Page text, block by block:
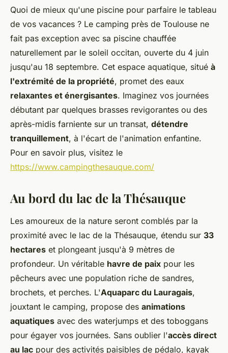
Quoi de mieux qu'une piscine pour parfaire le tableau
de vos vacances ? Le camping près de Toulouse ne
fait pas exception avec sa piscine chauffée
naturellement par le soleil occitan, ouverte du 4 juin
jusqu'au 18 septembre. Cet espace aquatique, situé à
l'extrémité de la propriété, promet des eaux
relaxantes et énergisantes. Imaginez vos journées
débutant par quelques brasses revigorantes ou des
après-midis farniente sur un transat, détendre
tranquillement, à l'écart de l'animation enfantine.
Pour en savoir plus, visitez le
https://www.campingthesauque.com/
Au bord du lac de la Thésauque
Les amoureux de la nature seront comblés par la
proximité avec le lac de la Thésauque, étendu sur 33
hectares et plongeant jusqu'à 9 mètres de
profondeur. Un véritable havre de paix pour les
pêcheurs avec une population riche de sandres,
brochets, et perches. L'Aquaparc du Lauragais,
jouxtant le camping, propose des animations
aquatiques avec des waterjumps et des toboggans
pour égayer vos journées. Sans oublier l'accès direct
au lac pour des activités paisibles de pédalo, kayak